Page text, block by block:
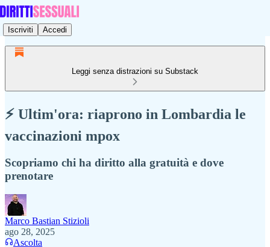
Iscriviti Accedi
Leggi senza distrazioni su Substack
⚡ Ultim'ora: riaprono in Lombardia le
vaccinazioni mpox
Scopriamo chi ha diritto alla gratuità e dove
prenotare
Marco Bastian Stizioli
ago 28, 2025
Ascolta